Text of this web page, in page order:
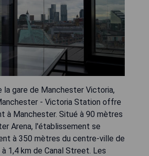
la gare de Manchester Victoria,
- Victoria Station offre
à Manchester. Situé à 90 mètres
Arena, l'établissement se
à 350 mètres du centre-ville de
1,4 km de Canal Street. Les